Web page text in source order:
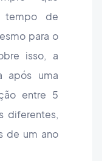
tempo de
para o
isso, a
após uma
entre 5
diferentes,
de um ano